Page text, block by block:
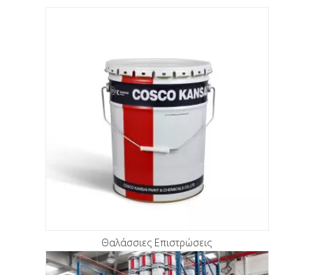
Θαλάσσιες Επιστρώσεις